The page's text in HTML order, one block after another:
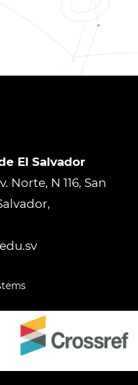
El Salvador
Norte, N 116, San